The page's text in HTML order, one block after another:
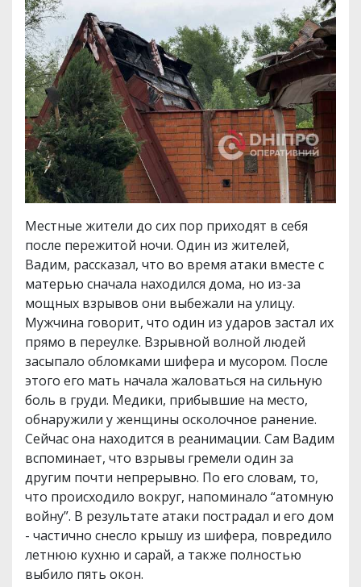
Местные жители до сих пор приходят в себя
после пережитой ночи. Один из жителей,
Вадим, рассказал, что во время атаки вместе с
матерью сначала находился дома, но из-за
мощных взрывов они выбежали на улицу.
Мужчина говорит, что один из ударов застал их
прямо в переулке. Взрывной волной людей
засыпало обломками шифера и мусором. После
этого его мать начала жаловаться на сильную
боль в груди. Медики, прибывшие на место,
обнаружили у женщины осколочное ранение.
Сейчас она находится в реанимации. Сам Вадим
вспоминает, что взрывы гремели один за
другим почти непрерывно. По его словам, то,
что происходило вокруг, напоминало “атомную
войну”. В результате атаки пострадал и его дом
- частично снесло крышу из шифера, повредило
летнюю кухню и сарай, а также полностью
выбило пять окон.